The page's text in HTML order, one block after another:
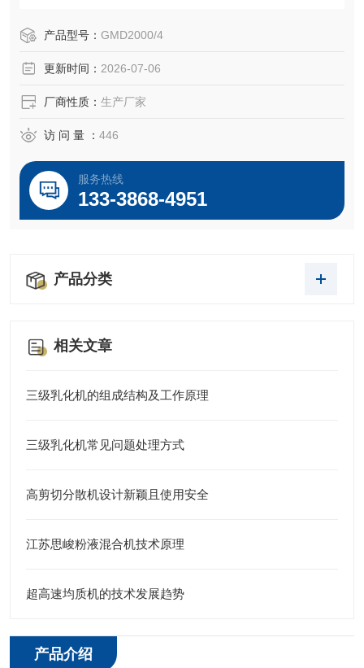
却系统，可供工业化生产24小时运行。分体式结构，通过皮
转速，合理的剪切力不易导致产品变性失活。
产品型号： GMD2000/4
更新时间： 2026-07-06
厂商性质： 生产厂家
访 问 量 ： 446
服务热线
133-3868-4951
产品分类
相关文章
三级乳化机的组成结构及工作原理
三级乳化机常见问题处理方式
高剪切分散机设计新颖且使用安全
江苏思峻粉液混合机技术原理
超高速均质机的技术发展趋势
产品介绍